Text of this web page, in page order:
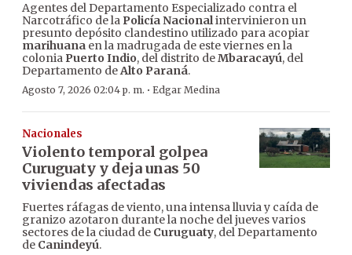
Agentes del Departamento Especializado contra el
Narcotráfico de la Policía Nacionalintervinieron un
presunto depósito clandestino utilizado para acopiar
marihuana en la madrugada de este viernes en la
colonia Puerto Indio, del distrito deMbaracayú, del
Departamento deAlto Paraná.
Agosto 7, 2026 02:04 p. m. · Edgar Medina
Nacionales
Violento temporal golpea
Curuguaty y deja unas 50
viviendas afectadas
Fuertes ráfagas de viento, una intensa lluvia y caída de
granizo azotaron durante la noche del jueves varios
sectores de la ciudad de Curuguaty, del Departamento
de Canindeyú.